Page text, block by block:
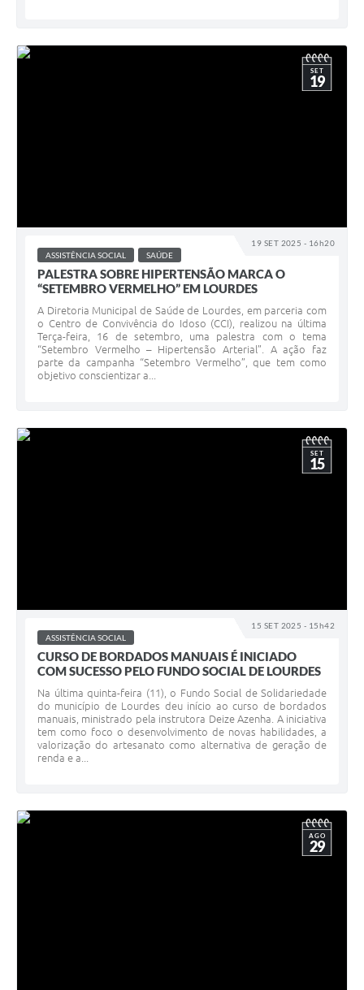
19 SET 2025 - 16h20
SET
19
ASSISTÊNCIA SOCIAL SAÚDE
PALESTRA SOBRE HIPERTENSÃO MARCA O
“SETEMBRO VERMELHO” EM LOURDES
A Diretoria Municipal de Saúde de Lourdes, em parceria com
o Centro de Convivência do Idoso (CCI), realizou na última
Terça-feira, 16 de setembro, uma palestra com o tema
“Setembro Vermelho – Hipertensão Arterial”. A ação faz
parte da campanha “Setembro Vermelho”, que tem como
objetivo conscientizar a...
15 SET 2025 - 15h42
SET
15
ASSISTÊNCIA SOCIAL
CURSO DE BORDADOS MANUAIS É INICIADO
COM SUCESSO PELO FUNDO SOCIAL DE LOURDES
Na última quinta-feira (11), o Fundo Social de Solidariedade
do município de Lourdes deu início ao curso de bordados
manuais, ministrado pela instrutora Deize Azenha. A iniciativa
tem como foco o desenvolvimento de novas habilidades, a
valorização do artesanato como alternativa de geração de
renda e a...
AGO
29